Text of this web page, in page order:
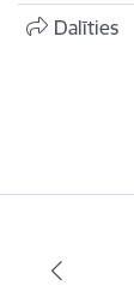
Dalīties